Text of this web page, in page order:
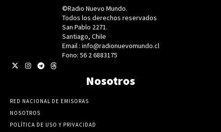
©Radio Nuevo Mundo.
Todos los derechos reservados
San Pablo 2271.
Santiago, Chile
Email : info@radionuevomundo.cl
Fono: 56 2 6883175
Nosotros
RED NACIONAL DE EMISORAS
NOSOTROS
POLÍTICA DE USO Y PRIVACIDAD